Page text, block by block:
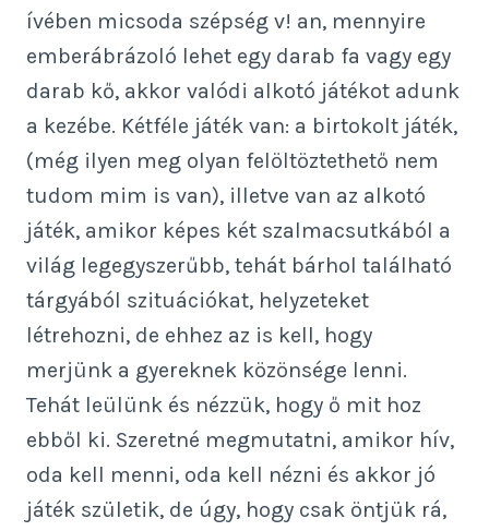
ívében micsoda szépség v! an, mennyire
emberábrázoló lehet egy darab fa vagy egy
darab kő, akkor valódi alkotó játékot adunk
a kezébe. Kétféle játék van: a birtokolt játék,
(még ilyen meg olyan felöltöztethető nem
tudom mim is van), illetve van az alkotó
játék, amikor képes két szalmacsutkából a
világ legegyszerűbb, tehát bárhol található
tárgyából szituációkat, helyzeteket
létrehozni, de ehhez az is kell, hogy
merjünk a gyereknek közönsége lenni.
Tehát leülünk és nézzük, hogy ő mit hoz
ebből ki. Szeretné megmutatni, amikor hív,
oda kell menni, oda kell nézni és akkor jó
játék születik, de úgy, hogy csak öntjük rá,